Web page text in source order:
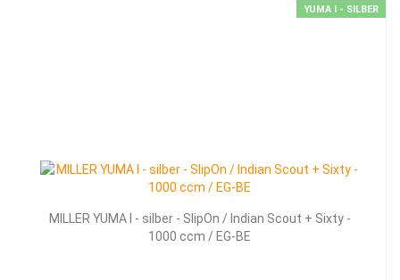
YUMA I - SILBER
MILLER YUMA I - silber - SlipOn / Indian Scout + Sixty -
1000 ccm / EG-BE